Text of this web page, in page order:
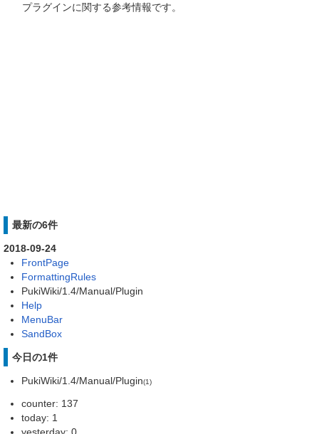
プラグインに関する参考情報です。
最新の6件
2018-09-24
FrontPage
FormattingRules
PukiWiki/1.4/Manual/Plugin
Help
MenuBar
SandBox
今日の1件
PukiWiki/1.4/Manual/Plugin(1)
counter: 137
today: 1
yesterday: 0